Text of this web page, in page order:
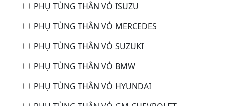
PHỤ TÙNG THÂN VỎ ISUZU
PHỤ TÙNG THÂN VỎ MERCEDES
PHỤ TÙNG THÂN VỎ SUZUKI
PHỤ TÙNG THÂN VỎ BMW
PHỤ TÙNG THÂN VỎ HYUNDAI